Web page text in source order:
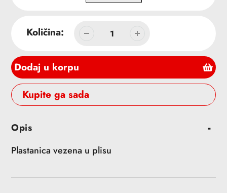
Količina:
Dodaj u korpu
Buy it now
proizvoda
u
korpu
Opis
Plastanica vezena u plisu